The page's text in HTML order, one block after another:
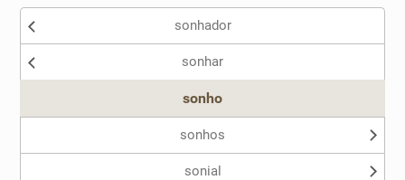
Nenhum dos sinônimos apresentados me ajudou
sonhador
sonhar
sonho
sonhos
sonial